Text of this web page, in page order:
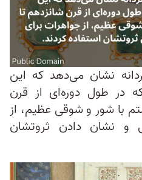
نشان می‌دهد که این
در طول دوره‌ای از قرن
با شور و شوقی عظیم، از
و نشان دادن ثروتشان